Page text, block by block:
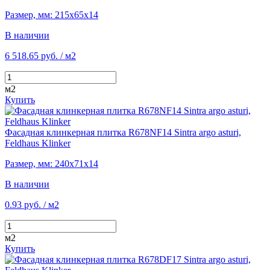
Размер, мм: 215х65х14
В наличии
6 518.65 руб. / м2
м2
Купить
Фасадная клинкерная плитка R678NF14 Sintra argo asturi,
Feldhaus Klinker
Размер, мм: 240х71х14
В наличии
0.93 руб. / м2
м2
Купить